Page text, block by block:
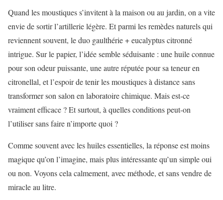
Quand les moustiques s’invitent à la maison ou au jardin, on a vite
envie de sortir l’artillerie légère. Et parmi les remèdes naturels qui
reviennent souvent, le duo gaulthérie + eucalyptus citronné
intrigue. Sur le papier, l’idée semble séduisante : une huile connue
pour son odeur puissante, une autre réputée pour sa teneur en
citronellal, et l’espoir de tenir les moustiques à distance sans
transformer son salon en laboratoire chimique. Mais est-ce
vraiment efficace ? Et surtout, à quelles conditions peut-on
l’utiliser sans faire n’importe quoi ?
Comme souvent avec les huiles essentielles, la réponse est moins
magique qu’on l’imagine, mais plus intéressante qu’un simple oui
ou non. Voyons cela calmement, avec méthode, et sans vendre de
miracle au litre.